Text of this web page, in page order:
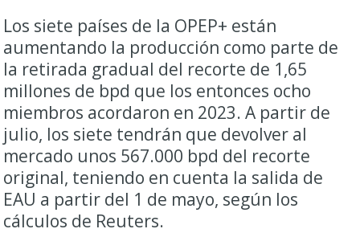
Los siete países de la OPEP+ están
aumentando la producción como parte de
la retirada gradual del recorte de 1,65
millones de bpd que los entonces ocho
miembros acordaron en 2023. A partir de
julio, los siete tendrán que devolver al
mercado ‌unos 567.000 bpd del recorte
original, teniendo en cuenta la salida ​de
EAU a partir del 1 de mayo, según los
cálculos de ​Reuters.